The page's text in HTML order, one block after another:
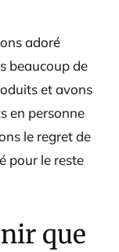
adoré
beaucoup de
et avons
en personne
le regret de
pour le reste
que